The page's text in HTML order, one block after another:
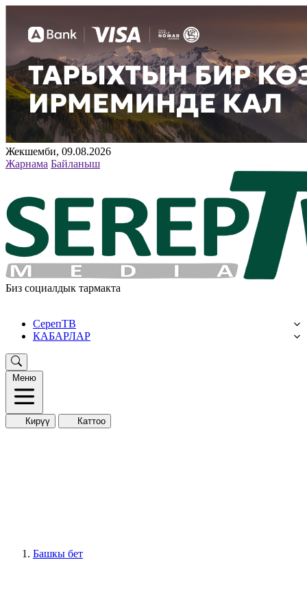
Жекшемби, 09.08.2026
Жарнама Байланыш
Биз социалдык тармакта
СерепТВ
КАБАРЛАР
Меню
Кирүү Каттоо
Башкы бет